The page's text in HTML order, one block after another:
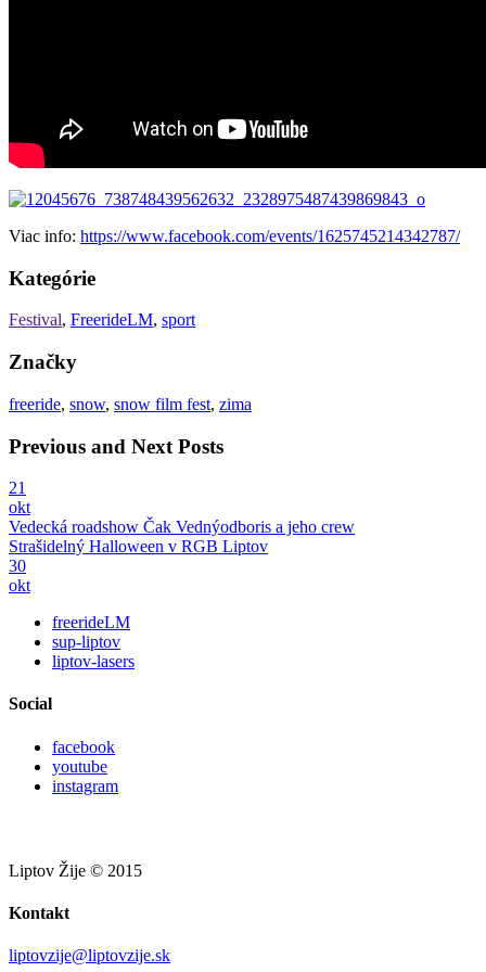
Viac info: https://www.facebook.com/events/1625745214342787/
Kategórie
Festival, FreerideLM, sport
Značky
freeride, snow, snow film fest, zima
Previous and Next Posts
21
okt
Vedecká roadshow Čak Vednýodboris a jeho crew
Strašidelný Halloween v RGB Liptov
30
okt
freerideLM
sup-liptov
liptov-lasers
Social
facebook
youtube
instagram
Liptov Žije © 2015
Kontakt
liptovzije@liptovzije.sk